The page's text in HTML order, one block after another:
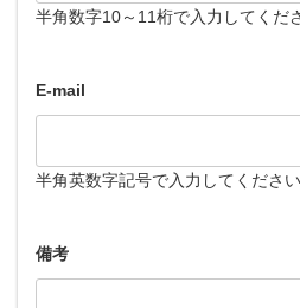
半角数字10～11桁で入力してくだ
E-mail
半角英数字記号で入力してください
備考